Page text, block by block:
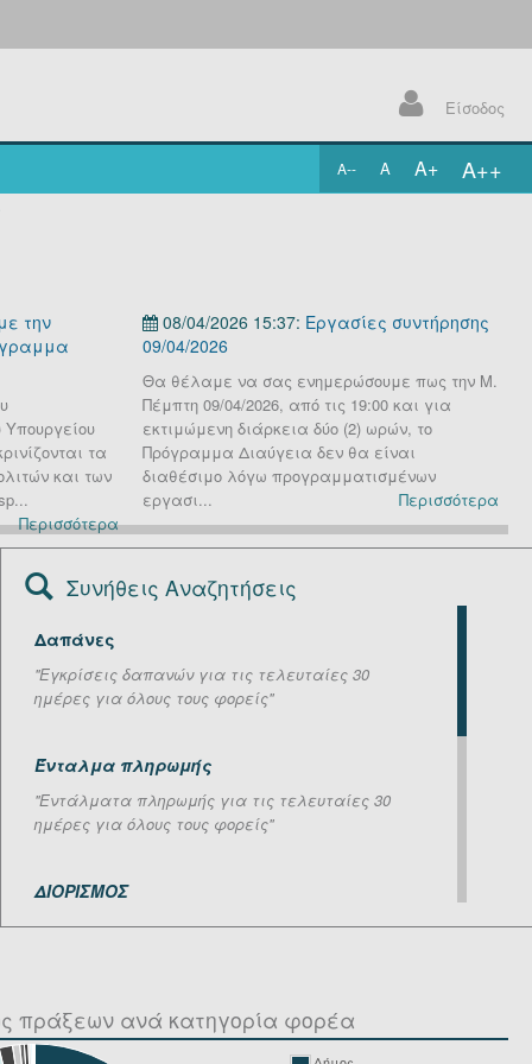
Είσοδος
A-- A A+ A++
την
τα
και των
Περισσότερα
08/04/2026 15:37: Εργασίες συντήρησης
09/04/2026
Θα θέλαμε να σας ενημερώσουμε πως την Μ.
Πέμπτη 09/04/2026, από τις 19:00 και για
εκτιμώμενη διάρκεια δύο (2) ωρών, το
Πρόγραμμα Διαύγεια δεν θα είναι
διαθέσιμο λόγω προγραμματισμένων
εργασι...
Περισσότερα
Συνήθεις Αναζητήσεις
Δαπάνες
''Εγκρίσεις δαπανών για τις τελευταίες 30
ημέρες για όλους τους φορείς''
Ένταλμα πληρωμής
''Εντάλματα πληρωμής για τις τελευταίες 30
ημέρες για όλους τους φορείς''
ΔΙΟΡΙΣΜΟΣ
''Πράξεις σχετικά με διορισμούς για τις
ΕΓΚΥΚΛΙΟΣ, ΝΟΜΟΣ
''Πράξεις σχετικές με εγκυκλίους και νόμους για
πράξεων ανά κατηγορία φορέα